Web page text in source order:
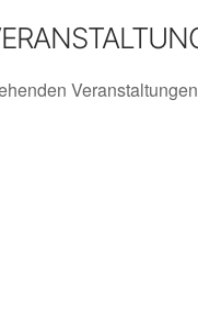
Veranstaltungen